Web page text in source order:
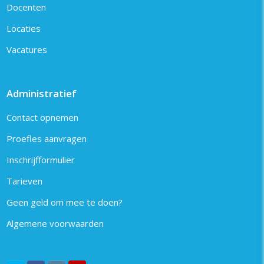
Docenten
Locaties
Vacatures
Administratief
Contact opnemen
Proefles aanvragen
Inschrijfformulier
Tarieven
Geen geld om mee te doen?
Algemene voorwaarden